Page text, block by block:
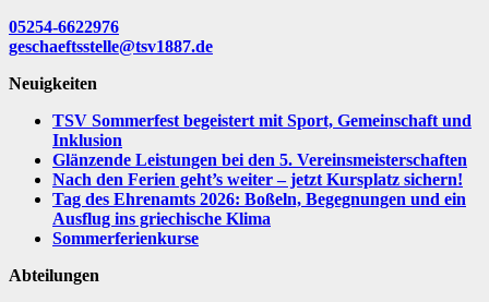
05254-6622976
geschaeftsstelle@tsv1887.de
Neuigkeiten
TSV Sommerfest begeistert mit Sport, Gemeinschaft und
Inklusion
Glänzende Leistungen bei den 5. Vereinsmeisterschaften
Nach den Ferien geht’s weiter – jetzt Kursplatz sichern!
Tag des Ehrenamts 2026: Boßeln, Begegnungen und ein
Ausflug ins griechische Klima
Sommerferienkurse
Abteilungen